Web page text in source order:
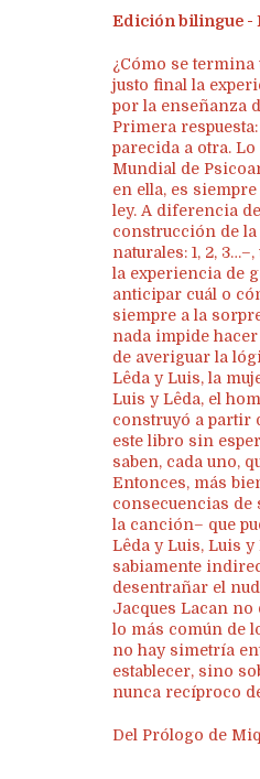
Edición bilingue -
¿Cómo se
justo final la
por la enseñanza
Primera
parecida a otra.
Mundial de
en ella, es
ley. A diferencia
construcción de
naturales: 1, 2,
la experiencia de
anticipar cuál o
siempre a la
nada impide
de averiguar la
Lêda y Luis, la
Luis y Lêda, el
construyó a partir
este libro sin
saben, cada uno,
Entonces, más
consecuencias de
la canción– que
Lêda y Luis, Luis y
sabiamente
desentrañar el
Jacques Lacan
lo más común de
no hay simetría
establecer, sino
nunca recíproco
Del Prólogo de